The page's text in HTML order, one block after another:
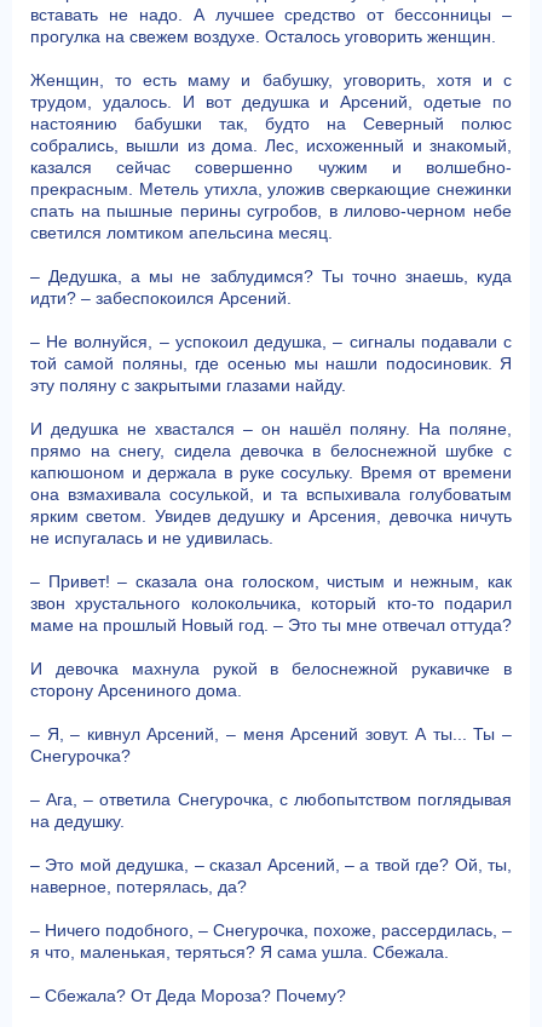
вставать не надо. А лучшее средство от бессонницы –
прогулка на свежем воздухе. Осталось уговорить женщин.
Женщин, то есть маму и бабушку, уговорить, хотя и с
трудом, удалось. И вот дедушка и Арсений, одетые по
настоянию бабушки так, будто на Северный полюс
собрались, вышли из дома. Лес, исхоженный и знакомый,
казался сейчас совершенно чужим и волшебно-
прекрасным. Метель утихла, уложив сверкающие снежинки
спать на пышные перины сугробов, в лилово-черном небе
светился ломтиком апельсина месяц.
– Дедушка, а мы не заблудимся? Ты точно знаешь, куда
идти? – забеспокоился Арсений.
– Не волнуйся, – успокоил дедушка, – сигналы подавали с
той самой поляны, где осенью мы нашли подосиновик. Я
эту поляну с закрытыми глазами найду.
И дедушка не хвастался – он нашёл поляну. На поляне,
прямо на снегу, сидела девочка в белоснежной шубке с
капюшоном и держала в руке сосульку. Время от времени
она взмахивала сосулькой, и та вспыхивала голубоватым
ярким светом. Увидев дедушку и Арсения, девочка ничуть
не испугалась и не удивилась.
– Привет! – сказала она голоском, чистым и нежным, как
звон хрустального колокольчика, который кто-то подарил
маме на прошлый Новый год. – Это ты мне отвечал оттуда?
И девочка махнула рукой в белоснежной рукавичке в
сторону Арсениного дома.
– Я, – кивнул Арсений, – меня Арсений зовут. А ты... Ты –
Снегурочка?
– Ага, – ответила Снегурочка, с любопытством поглядывая
на дедушку.
– Это мой дедушка, – сказал Арсений, – а твой где? Ой, ты,
наверное, потерялась, да?
– Ничего подобного, – Снегурочка, похоже, рассердилась, –
я что, маленькая, теряться? Я сама ушла. Сбежала.
– Сбежала? От Деда Мороза? Почему?